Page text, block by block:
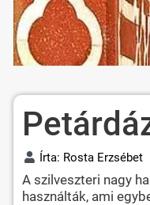
Írta: Rosta Erzsébet
A szilveszteri nagy
használták, ami